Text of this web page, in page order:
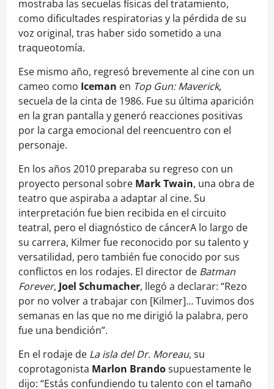
mostraba las secuelas físicas del tratamiento,
como dificultades respiratorias y la pérdida de su
voz original, tras haber sido sometido a una
traqueotomía.
Ese mismo año, regresó brevemente al cine con un
cameo como Iceman en Top Gun: Maverick,
secuela de la cinta de 1986. Fue su última aparición
en la gran pantalla y generó reacciones positivas
por la carga emocional del reencuentro con el
personaje.
En los años 2010 preparaba su regreso con un
proyecto personal sobre Mark Twain, una obra de
teatro que aspiraba a adaptar al cine. Su
interpretación fue bien recibida en el circuito
teatral, pero el diagnóstico de cáncerA lo largo de
su carrera, Kilmer fue reconocido por su talento y
versatilidad, pero también fue conocido por sus
conflictos en los rodajes. El director de Batman
Forever, Joel Schumacher, llegó a declarar: “Rezo
por no volver a trabajar con [Kilmer]… Tuvimos dos
semanas en las que no me dirigió la palabra, pero
fue una bendición”.
En el rodaje de La isla del Dr. Moreau, su
coprotagonista Marlon Brandosupuestamente le
dijo: “Estás confundiendo tu talento con el tamaño